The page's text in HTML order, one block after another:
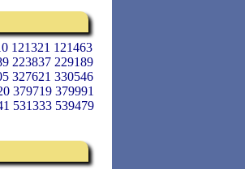
121321 121463
223837 229189
327621 330546
379719 379991
531333 539479